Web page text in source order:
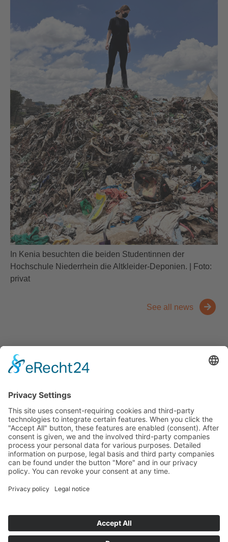
In Kenia besuchten die beiden Studentinnen der
Hochschule Niederrhein die Altkleider-Deponien. | Foto:
privat
See all news
Contact Trade fairs Facts and figures Downloads
Think About us
 